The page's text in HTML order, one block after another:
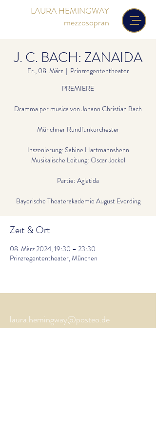
LAURA HEMINGWAY
mezzosopran
J. C. BACH: ZANAIDA
Fr., 08. März
  |
Prinzregententheater
PREMIERE
Dramma per musica von Johann Christian Bach
Münchner Rundfunkorchester
Inszenierung: Sabine Hartmannshenn
Musikalische Leitung: Oscar Jockel
Partie: Aglatida
Bayerische Theaterakademie August Everding
Zeit & Ort
08. März 2024, 19:30 – 23:30
Prinzregententheater, München
laura.hemingway@posteo.de